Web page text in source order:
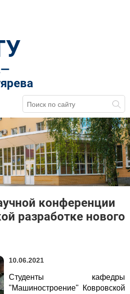
конференции
разработке нового
10.06.2021
Студенты кафедры
"Машиностроение" Ковровской